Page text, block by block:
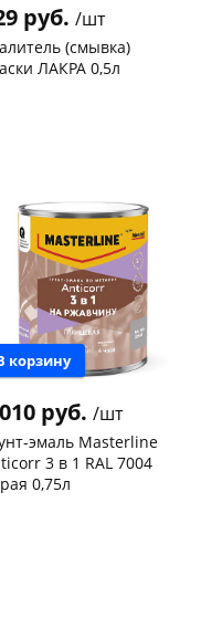
руб. /шт
(смывка)
ЛАКРА 0,5л
корзину
руб. /шт
эмаль Masterline
3 в 1 RAL 7004
0,75л